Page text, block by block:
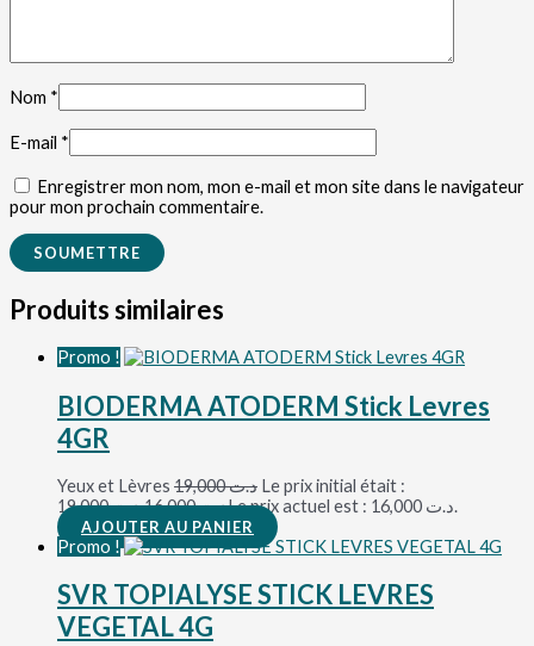
Nom *
E-mail *
Enregistrer mon nom, mon e-mail et mon site dans le navigateur
pour mon prochain commentaire.
Produits similaires
Promo !
BIODERMA ATODERM Stick Levres
4GR
Yeux et Lèvres د.ت19,000
Le prix initial était :
د.ت 19,000.
د.ت16,000 Le prix actuel est : د.ت 16,000.
AJOUTER AU PANIER
Promo !
SVR TOPIALYSE STICK LEVRES
VEGETAL 4G